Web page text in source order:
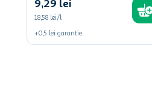
9,29 lei
18,58 lei/l
+0,5 lei garantie